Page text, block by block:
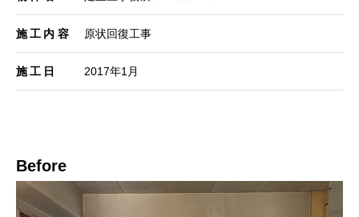
施工内容 原状回復工事
施工日 2017年1月
Before